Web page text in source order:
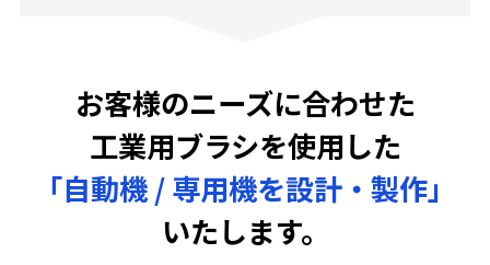
お客様のニーズに合わせた
工業用ブラシを使用した
「自動機 / 専用機を設計・製作」
いたします。